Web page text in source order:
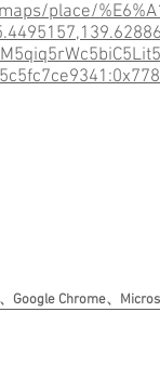
place/
Google Chrome、